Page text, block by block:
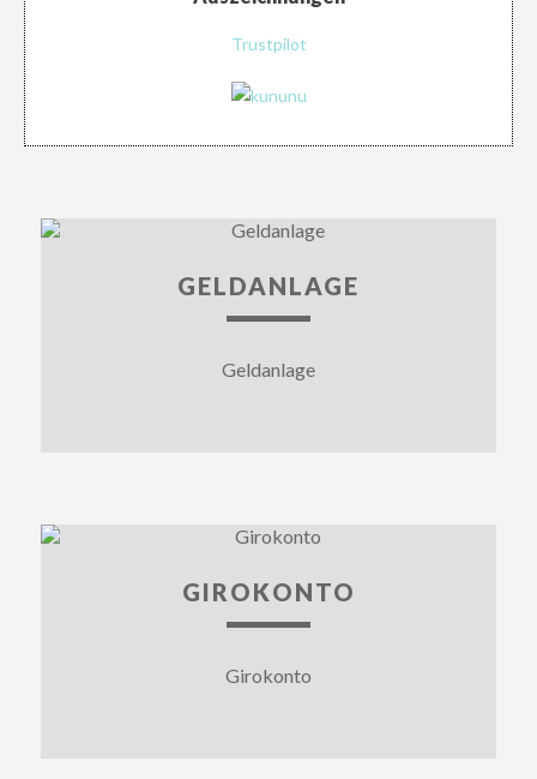
Trustpilot
GELDANLAGE
Geldanlage
GIROKONTO
Girokonto